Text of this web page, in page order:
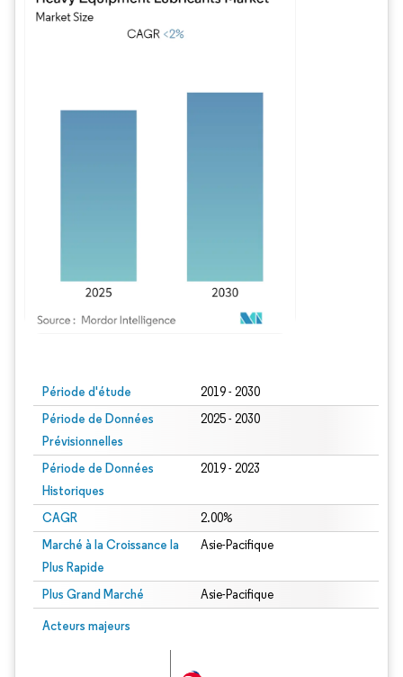
Période d'étude 2019 - 2030
Période de Données
Prévisionnelles
2025 - 2030
Période de Données
Historiques
2019 - 2023
CAGR 2.00%
Marché à la Croissance la
Plus Rapide
Asie-Pacifique
Plus Grand Marché Asie-Pacifique
Acteurs majeurs